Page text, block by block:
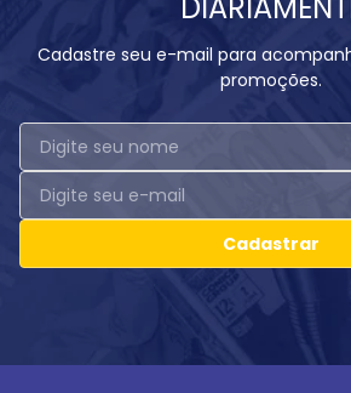
Cadastre seu e-mail para
promoções.
Cadastrar